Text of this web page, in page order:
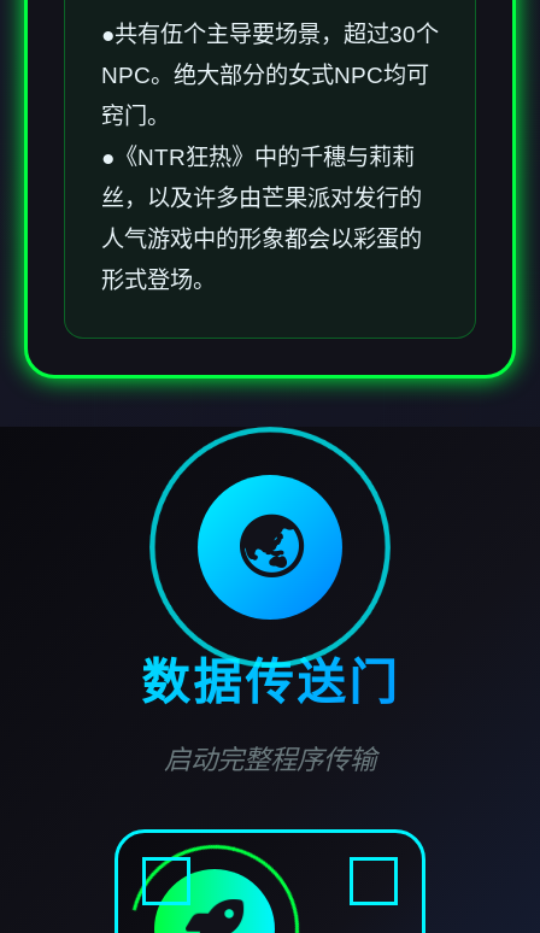
●共有伍个主导要场景，超过30个
NPC。绝大部分的女式NPC均可
窍门。
●《NTR狂热》中的千穗与莉莉
丝，以及许多由芒果派对发行的
人气游戏中的形象都会以彩蛋的
形式登场。
🌏
数据传送门
启动完整程序传输